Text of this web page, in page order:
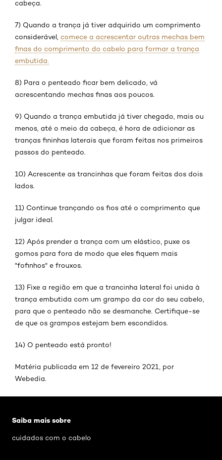
cabeça.
7) Quando a trança já tiver adquirido um comprimento
considerável, comece a acrescentar outras mechas bem
finas do comprimento do cabelo para formar a trança
embutida.
8) Para o penteado ficar bem delicado, vá
acrescentando mechas finas aos poucos.
9) Quando a trança embutida já tiver chegado, mais ou
menos, até o meio da cabeça, é hora de adicionar as
tranças fininhas laterais que foram feitas nos primeiros
passos do penteado.
10) Acrescente as trancinhas que foram feitas dos dois
lados.
11) Continue trançando os fios até o comprimento que
julgar ideal.
12) Após prender a trança com um elástico, puxe os
gomos para fora de modo que eles fiquem mais
"fofinhos" e frouxos.
13) Fixe a região em que a trancinha lateral foi unida à
trança embutida com um grampo da cor do seu cabelo,
para que o penteado não se desmanche. Certifique-se
de que os grampos estejam bem escondidos.
14) O penteado está pronto!
Matéria publicada em 12 de fevereiro 2021, por
Webedia.
Saiba mais sobre
cuidados com o cabelo